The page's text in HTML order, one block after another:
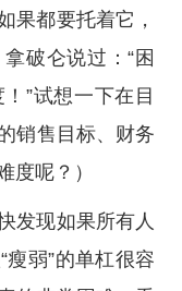
果都要托着它，
破仑说过：“困
”试想一下在目
销售目标、财务
度呢？）
发现如果所有人
弱”的单杠很容